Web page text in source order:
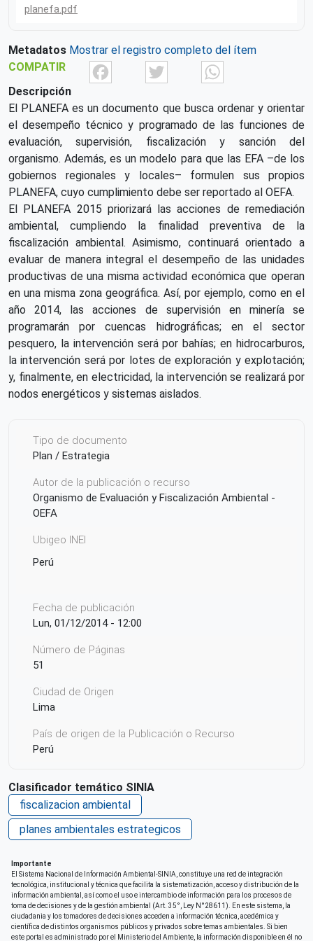
planefa.pdf
Metadatos Mostrar el registro completo del ítem
COMPATIR
FacebookTwitter
Descripción
El PLANEFA es un documento que busca ordenar y orientar
el desempeño técnico y programado de las funciones de
evaluación, supervisión, fiscalización y sanción del
organismo. Además, es un modelo para que las EFA –de los
gobiernos regionales y locales– formulen sus propios
PLANEFA, cuyo cumplimiento debe ser reportado al OEFA.
El PLANEFA 2015 priorizará las acciones de remediación
ambiental, cumpliendo la finalidad preventiva de la
fiscalización ambiental. Asimismo, continuará orientado a
evaluar de manera integral el desempeño de las unidades
productivas de una misma actividad económica que operan
en una misma zona geográfica. Así, por ejemplo, como en el
año 2014, las acciones de supervisión en minería se
programarán por cuencas hidrográficas; en el sector
pesquero, la intervención será por bahías; en hidrocarburos,
la intervención será por lotes de exploración y explotación;
y, finalmente, en electricidad, la intervención se realizará por
nodos energéticos y sistemas aislados.
Tipo de documento
Plan / Estrategia
Autor de la publicación o recurso
Organismo de Evaluación y Fiscalización Ambiental -
OEFA
Ubigeo INEI
Perú
Fecha de publicación
Lun, 01/12/2014 - 12:00
Número de Páginas
51
Ciudad de Origen
Lima
País de origen de la Publicación o Recurso
Perú
SINIA MINAM
Clasificador temático SINIA
fiscalizacion ambiental
planes ambientales estrategicos
Importante
El Sistema Nacional de Información Ambiental-SINIA, constituye una red de integración
tecnológica, institucional y técnica que facilita la sistematización, acceso y distribución de la
información ambiental, así como el uso e intercambio de información para los procesos de
toma de decisiones y de la gestión ambiental (Art. 35°, Ley N°28611). En este sistema, la
ciudadania y los tomadores de decisiones acceden a información técnica, acedémica y
científica de distintos organismos públicos y privados sobre temas ambientales. Si bien
este portal es administrado por el Ministerio del Ambiente, la información disponible en él no